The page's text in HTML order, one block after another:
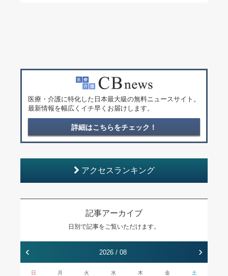
医療・介護に特化した日本最大級の無料ニュースサイト。
最新情報を幅広くイチ早くお届けします。
詳細はこちらをチェック！
アクセスランキング
記事アーカイブ
日別で記事をご覧いただけます。
‹ 2026 / 08 ›
日 月 火 水 木 金 土